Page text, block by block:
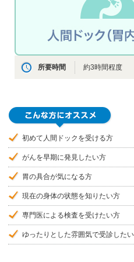
所要時間 約3時間程度
初めて人間ドックを受ける方
がんを早期に発見したい方
胃の具合が気になる方
現在の身体の状態を知りたい方
専門医による検査を受けたい方
ゆったりとした雰囲気で受診した